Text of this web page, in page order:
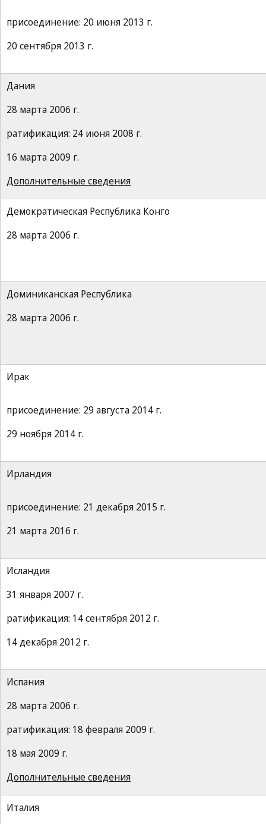
присоединение: 20 июня 2013 г.
20 сентября 2013 г.
Дания
28 марта 2006 г.
ратификация: 24 июня 2008 г.
16 марта 2009 г.
Дополнительные сведения
Демократическая Республика Конго
28 марта 2006 г.
Доминиканская Республика
28 марта 2006 г.
Ирак
присоединение: 29 августа 2014 г.
29 ноября 2014 г.
Ирландия
присоединение: 21 декабря 2015 г.
21 марта 2016 г.
Исландия
31 января 2007 г.
ратификация: 14 сентября 2012 г.
14 декабря 2012 г.
Испания
28 марта 2006 г.
ратификация: 18 февраля 2009 г.
18 мая 2009 г.
Дополнительные сведения
Италия